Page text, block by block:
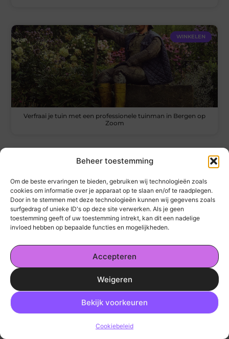
Beheer toestemming
Om de beste ervaringen te bieden, gebruiken wij technologieën zoals
cookies om informatie over je apparaat op te slaan en/of te raadplegen.
Door in te stemmen met deze technologieën kunnen wij gegevens zoals
surfgedrag of unieke ID's op deze site verwerken. Als je geen
toestemming geeft of uw toestemming intrekt, kan dit een nadelige
invloed hebben op bepaalde functies en mogelijkheden.
Accepteren
Weigeren
Bekijk voorkeuren
Cookiebeleid
Ga Naar
WINKELEN
Verfraai je tuin met een professionele tuinman in Bergen op
Zoom
2 3 4 5 Volgende »
kickinsite.nl – Echt, eerlijk, alles wat telt.
Een verzameling van blogs en artikelen die
een breed scala aan onderwerpen uit het
dagelijks leven behandelen.